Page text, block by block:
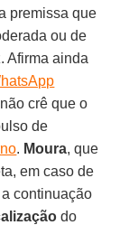
premissa que
ou de
Afirma ainda
crê que o
de
. Moura, que
em caso de
a continuação
do